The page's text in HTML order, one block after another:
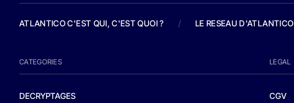
ATLANTICO C'EST QUI, C'EST QUOI ? / LE RESEAU D'ATLANTICO
CATEGORIES
DECRYPTAGES
LEGAL
CGV